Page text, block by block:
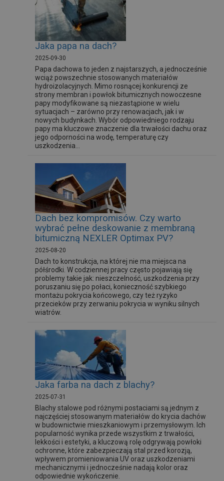
Jaka papa na dach?
2025-09-30
Papa dachowa to jeden z najstarszych, a jednocześnie
wciąż powszechnie stosowanych materiałów
hydroizolacyjnych. Mimo rosnącej konkurencji ze
strony membran i powłok bitumicznych nowoczesne
papy modyfikowane są niezastąpione w wielu
sytuacjach – zarówno przy renowacjach, jak i w
nowych budynkach. Wybór odpowiedniego rodzaju
papy ma kluczowe znaczenie dla trwałości dachu oraz
jego odporności na wodę, temperaturę czy
uszkodzenia...
Dach bez kompromisów. Czy warto
wybrać pełne deskowanie z membraną
bitumiczną NEXLER Optimax PV?
2025-08-20
Dach to konstrukcja, na której nie ma miejsca na
półśrodki. W codziennej pracy często pojawiają się
problemy takie jak: nieszczelność, uszkodzenia przy
poruszaniu się po połaci, konieczność szybkiego
montażu pokrycia końcowego, czy też ryzyko
przecieków przy zerwaniu pokrycia w wyniku silnych
wiatrów.
Jaka farba na dach z blachy?
2025-07-31
Blachy stalowe pod różnymi postaciami są jednym z
najczęściej stosowanym materiałów do krycia dachów
w budownictwie mieszkaniowym i przemysłowym. Ich
popularność wynika przede wszystkim z trwałości,
lekkości i estetyki, a kluczową rolę odgrywają powłoki
ochronne, które zabezpieczają stal przed korozją,
wpływem promieniowania UV oraz uszkodzeniami
mechanicznymi i jednocześnie nadają kolor oraz
odpowiednie wykończenie.